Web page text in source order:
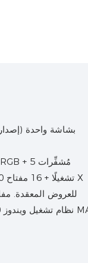
للعروض المعقدة.